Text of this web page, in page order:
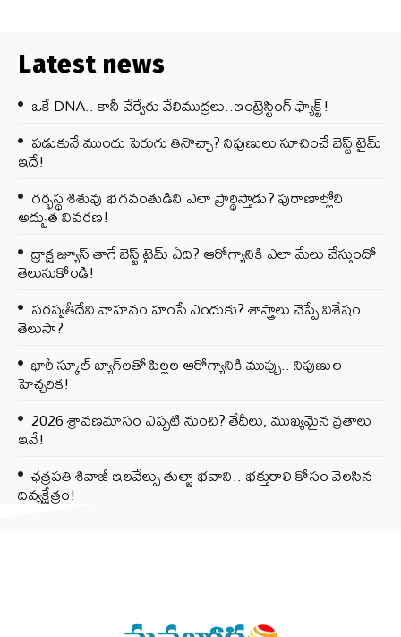
Latest news
ఒకే DNA.. కానీ వేర్వేరు వేలిముద్రలు..ఇంట్రెస్టింగ్ ఫ్యాక్ట్!
పడుకునే ముందు పెరుగు తినొచ్చా? నిపుణులు సూచించే బెస్ట్ టైమ్
ఇదే!
గర్భస్థ శిశువు భగవంతుడిని ఎలా ప్రార్థిస్తాడు? పురాణాల్లోని
అద్భుత వివరణ!
ద్రాక్ష జ్యూస్ తాగే బెస్ట్ టైమ్ ఏది? ఆరోగ్యానికి ఎలా మేలు చేస్తుందో
తెలుసుకోండి!
సరస్వతీదేవి వాహనం హంసే ఎందుకు? శాస్త్రాలు చెప్పే విశేషం
తెలుసా?
భారీ స్కూల్ బ్యాగ్‌లతో పిల్లల ఆరోగ్యానికి ముప్పు.. నిపుణుల
హెచ్చరిక!
2026 శ్రావణమాసం ఎప్పటి నుంచి? తేదీలు, ముఖ్యమైన వ్రతాలు
ఇవే!
ఛత్రపతి శివాజీ ఇలవేల్పు తుల్జా భవాని.. భక్తురాలి కోసం వెలసిన
దివ్యక్షేత్రం!